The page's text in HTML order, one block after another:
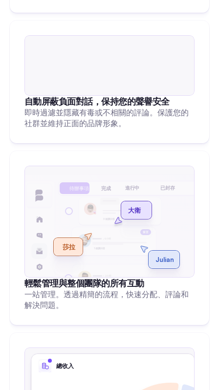
自動屏蔽負面對話，保持您的聲譽安全
即時過濾並隱藏有毒或不相關的評論。保護您的
社群並維持正面的品牌形象。
待辦事項 完成 進行中 已封存
0 個讚回覆
1 個讚 回答
回答
私訊
大衛
莎拉
Julian
輕鬆管理與整個團隊的所有互動
一站管理。透過精簡的流程，快速分配、評論和
解決問題。
總收入